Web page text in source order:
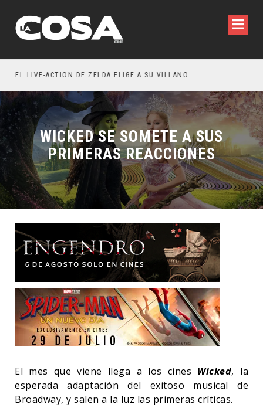
EL LIVE-ACTION DE ZELDA ELIGE A SU VILLANO
WICKED SE SOMETE A SUS
PRIMERAS REACCIONES
El mes que viene llega a los cines Wicked, la
esperada adaptación del exitoso musical de
Broadway, y salen a la luz las primeras críticas.